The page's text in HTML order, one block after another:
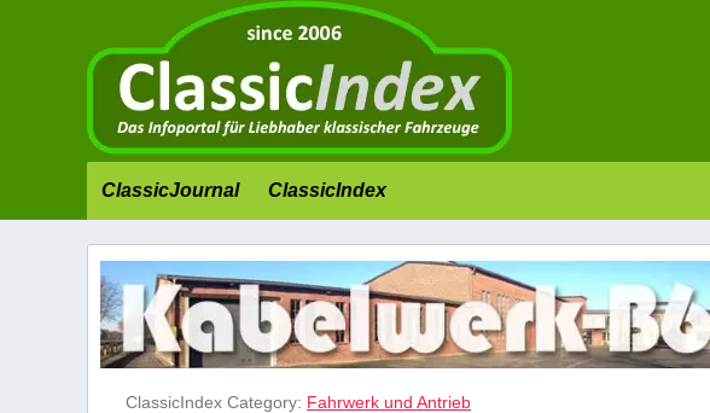
ClassicJournal ClassicIndex
ClassicIndex Category: Fahrwerk und Antrieb